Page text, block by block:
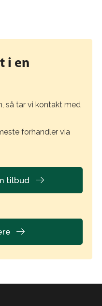
i en
så tar vi kontakt med
forhandler via
tilbud